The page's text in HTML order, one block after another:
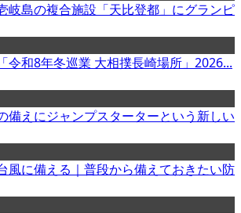
岐島の複合施設「天比登都」にグランピ
令和8年冬巡業 大相撲長崎場所」2026...
備えにジャンプスターターという新しい
風に備える｜普段から備えておきたい防